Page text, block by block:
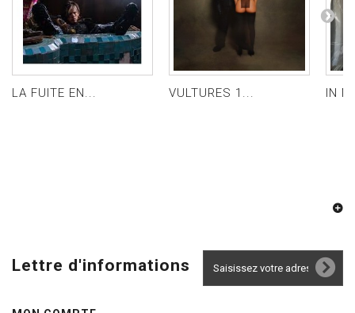
LA FUITE EN... VULTURES 1... IN
Lettre d'informations